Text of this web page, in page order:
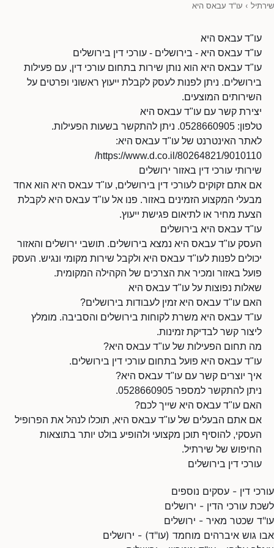
שירתיל › עו"ד עבאס היא
עו"ד עבאס היא
עו"ד עבאס היא - בירושלים - עורכי דין בירושלים
עו"ד עבאס היא הוא נותן שירות בתחום עורכי דין, עם פעילות
בירושלים. ניתן לפנות לעסק לקבלת ייעוץ ראשוני ופרטים על
השירותים המוצעים.
יצירת קשר עם עו"ד עבאס היא
טלפון: 0528660905. ניתן להתקשר בשעות הפעילות.
לאתר האינטרנט של עו"ד עבאס היא:
https://www.d.co.il/80264821/9010110/
שירותי עורכי דין באזור ירושלים
אם אתם זקוקים לעורכי דין בירושלים, עו"ד עבאס היא הוא אחד
מבעלי המקצוע הזמינים באזור. פנו אל עו"ד עבאס היא לקבלת
הצעת מחיר או לתיאום פגישת ייעוץ.
עו"ד עבאס היא בירושלים
העסק עו"ד עבאס היא נמצא בירושלים. תושבי ירושלים והאזור
יכולים לפנות לעו"ד עבאס היא ולקבל שירות מקומי ונגיש. העסק
פועל באזור ומכיר את הצרכים של הקהילה המקומית.
שאלות נפוצות על עו"ד עבאס היא
האם עו"ד עבאס היא זמין לעבודות בירושלים?
עו"ד עבאס היא משרת לקוחות בירושלים והסביבה. מומלץ
ליצור קשר לבדיקת זמינות.
מה תחום הפעילות של עו"ד עבאס היא?
עו"ד עבאס היא פועל בתחום עורכי דין בירושלים.
איך יוצרים קשר עם עו"ד עבאס היא?
ניתן להתקשר למספר 0528660905.
האם עו"ד עבאס היא שייך לכם?
אם אתם הבעלים של עו"ד עבאס היא, תוכלו לנהל את הפרופיל
העסקי, להוסיף תוכן מקצועי ולהופיע בולט יותר בתוצאות
החיפוש של שירתיל.
עורכי דין בירושלים
עורכי דין - עסקים נוספים
לשכת עורכי הדין - ירושלים
עו"ד שכטר מאיר - ירושלים
אבו גוש איברהים מוחמד (עו"ד) - ירושלים